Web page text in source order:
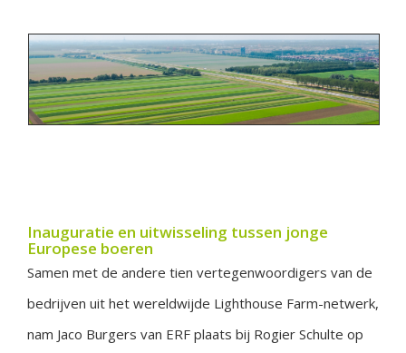
Inauguratie en uitwisseling tussen jonge
Europese boeren
Samen met de andere tien vertegenwoordigers van de
bedrijven uit het wereldwijde Lighthouse Farm-netwerk,
nam Jaco Burgers van ERF plaats bij Rogier Schulte op